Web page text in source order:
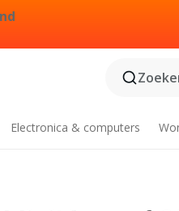
Electronica & computers